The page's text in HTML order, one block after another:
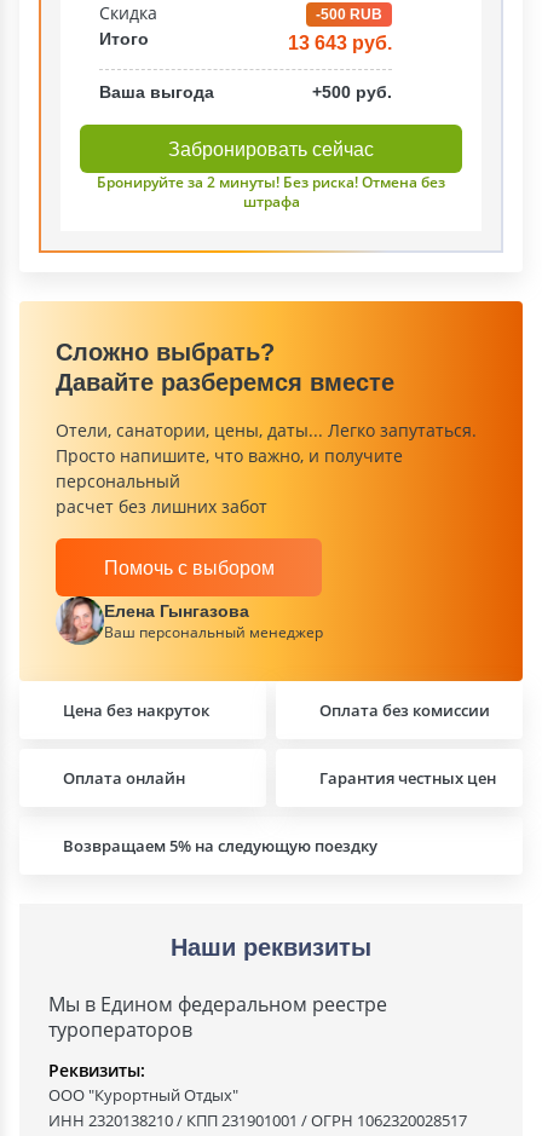
Скидка
-500 RUB
Итого 13 643 руб.
Ваша выгода +500 руб.
Забронировать сейчас
Бронируйте за 2 минуты! Без риска! Отмена без
штрафа
Сложно выбрать?
Давайте разберемся вместе
Отели, санатории, цены, даты... Легко запутаться.
Просто напишите, что важно, и получите
персональный
расчет без лишних забот
Помочь с выбором
Елена Гынгазова
Ваш персональный менеджер
Цена без накруток Оплата без комиссии
Возвращаем 5% на следующую поездку
Оплата онлайн Гарантия честных цен
Наши реквизиты
Мы в Едином федеральном реестре
туроператоров
Реквизиты:
ООО "Курортный Отдых"
ИНН 2320138210 / КПП 231901001 / ОГРН 1062320028517